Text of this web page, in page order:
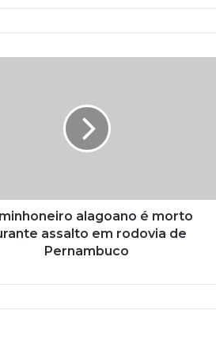
alagoano é morto
assalto em rodovia de
Pernambuco